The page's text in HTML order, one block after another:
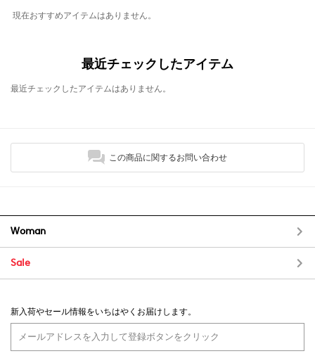
現在おすすめアイテムはありません。
最近チェックしたアイテム
最近チェックしたアイテムはありません。
この商品に関するお問い合わせ
Woman
Sale
新入荷やセール情報をいちはやくお届けします。